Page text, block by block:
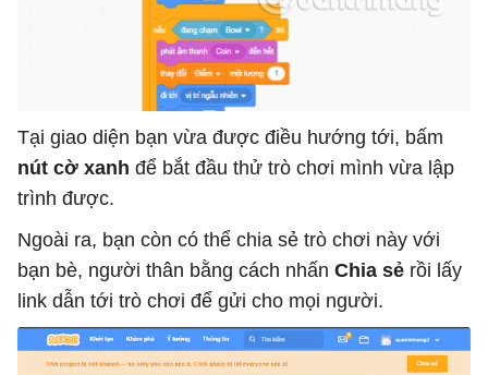
Tại giao diện bạn vừa được điều hướng tới, bấm
nút cờ xanh để bắt đầu thử trò chơi mình vừa lập
trình được.
Ngoài ra, bạn còn có thể chia sẻ trò chơi này với
bạn bè, người thân bằng cách nhấn Chia sẻ rồi lấy
link dẫn tới trò chơi để gửi cho mọi người.